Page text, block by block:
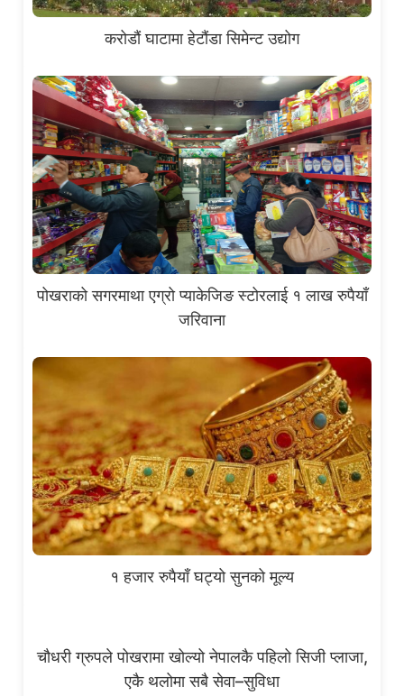
करोडौं घाटामा हेटौंडा सिमेन्ट उद्योग
पोखराको सगरमाथा एग्रो प्याकेजिङ स्टोरलाई १ लाख रुपैयाँ
जरिवाना
१ हजार रुपैयाँ घट्यो सुनको मूल्य
चौधरी ग्रुपले पोखरामा खोल्यो नेपालकै पहिलो सिजी प्लाजा,
एकै थलोमा सबै सेवा–सुविधा